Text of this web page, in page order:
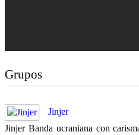
Grupos
Jinjer
Jinjer Banda ucraniana con